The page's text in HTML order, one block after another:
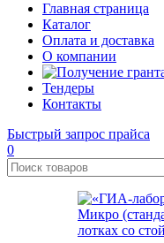
Главная страница
Каталог
Оплата и доставка
О компании
Тендеры
Контакты
Быстрый запрос прайса
0